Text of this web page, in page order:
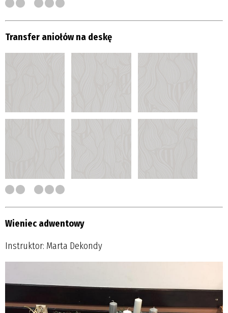
Transfer aniołów na deskę
Wieniec adwentowy
Instruktor: Marta Dekondy